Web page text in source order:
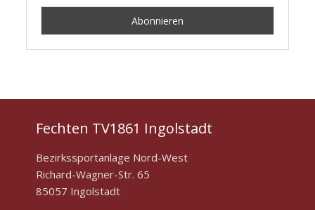
Fechten TV1861 Ingolstadt
Bezirkssportanlage Nord-West
Richard-Wagner-Str. 65
85057 Ingolstadt